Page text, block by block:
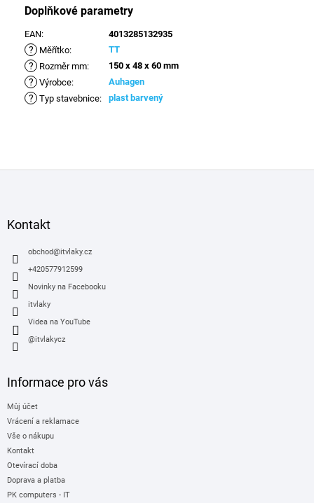
Doplňkové parametry
EAN: 4013285132935
? Měřítko: TT
? Rozměr mm: 150 x 48 x 60 mm
? Výrobce: Auhagen
? Typ stavebnice: plast barvený
Kontakt
obchod@itvlaky.cz
+420577912599
Novinky na Facebooku
itvlaky
Videa na YouTube
@itvlakycz
Informace pro vás
Můj účet
Vrácení a reklamace
Vše o nákupu
Kontakt
Otevírací doba
Doprava a platba
PK computers - IT